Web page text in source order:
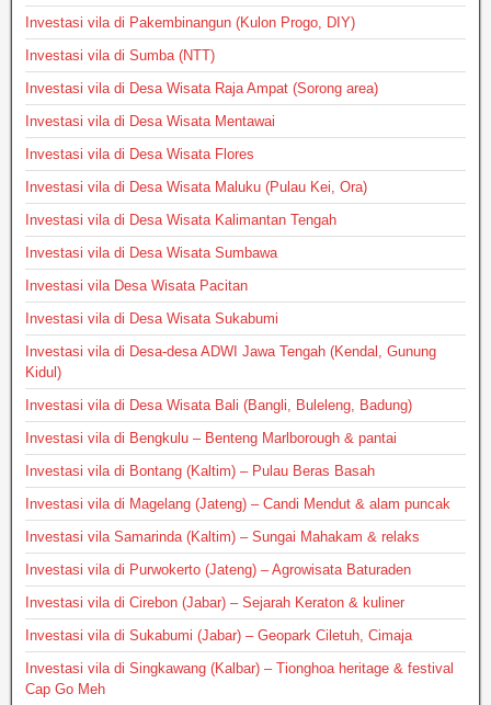
Investasi vila di Pakembinangun (Kulon Progo, DIY)
Investasi vila di Sumba (NTT)
Investasi vila di Desa Wisata Raja Ampat (Sorong area)
Investasi vila di Desa Wisata Mentawai
Investasi vila di Desa Wisata Flores
Investasi vila di Desa Wisata Maluku (Pulau Kei, Ora)
Investasi vila di Desa Wisata Kalimantan Tengah
Investasi vila di Desa Wisata Sumbawa
Investasi vila Desa Wisata Pacitan
Investasi vila di Desa Wisata Sukabumi
Investasi vila di Desa-desa ADWI Jawa Tengah (Kendal, Gunung
Kidul)
Investasi vila di Desa Wisata Bali (Bangli, Buleleng, Badung)
Investasi vila di Bengkulu – Benteng Marlborough & pantai
Investasi vila di Bontang (Kaltim) – Pulau Beras Basah
Investasi vila di Magelang (Jateng) – Candi Mendut & alam puncak
Investasi vila Samarinda (Kaltim) – Sungai Mahakam & relaks
Investasi vila di Purwokerto (Jateng) – Agrowisata Baturaden
Investasi vila di Cirebon (Jabar) – Sejarah Keraton & kuliner
Investasi vila di Sukabumi (Jabar) – Geopark Ciletuh, Cimaja
Investasi vila di Singkawang (Kalbar) – Tionghoa heritage & festival
Cap Go Meh